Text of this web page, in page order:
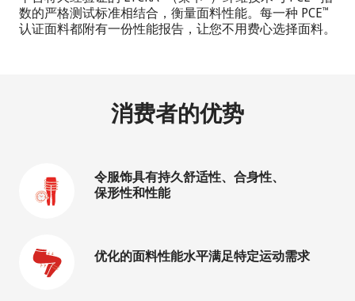
数的严格测试标准相结合，衡量面料性能。每一种 PCE™
认证面料都附有一份性能报告，让您不用费心选择面料。
消费者的优势
令服饰具有持久舒适性、合身性、
保形性和性能
优化的面料性能水平满足特定运动需求